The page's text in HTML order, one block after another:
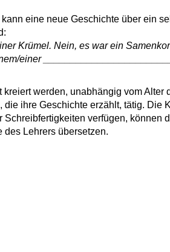
eine neue Geschichte über ein
Krümel. Nein, es war ein
einer
werden, unabhängig vom Alter
die ihre Geschichte erzählt, tätig. Die
verfügen, können
Lehrers übersetzen.